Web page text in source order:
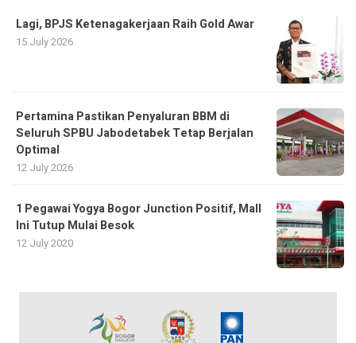
Lagi, BPJS Ketenagakerjaan Raih Gold Awar
15 July 2026
Pertamina Pastikan Penyaluran BBM di
Seluruh SPBU Jabodetabek Tetap Berjalan
Optimal
12 July 2026
1 Pegawai Yogya Bogor Junction Positif, Mall
Ini Tutup Mulai Besok
12 July 2020